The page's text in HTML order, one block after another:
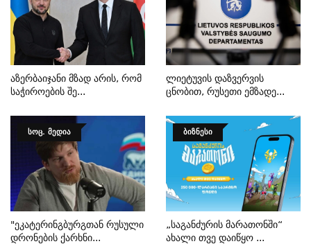
Აზერბაიჯანი Მზად Არის, Რომ
Საჭიროების Შე...
Ლიეტუვის Დაზვერვის
Ცნობით, Რუსეთი Ემზადე...
ᲡᲝᲪ. ᲛᲔᲓᲘᲐ
"ეკატერინგბურგთან Რუსული
Დრონების Ქარხნი...
ᲑᲘᲖᲜᲔᲡᲘ
„საგანძურის Მარათონში“
Ახალი Თვე Დაიწყო ...